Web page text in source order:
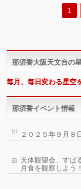
1
那須香大阪天文台の
毎月、毎日変わる星空
那須香イベント情報
２０２５年９月８
天体観望会、すば
月食を観察しよう！